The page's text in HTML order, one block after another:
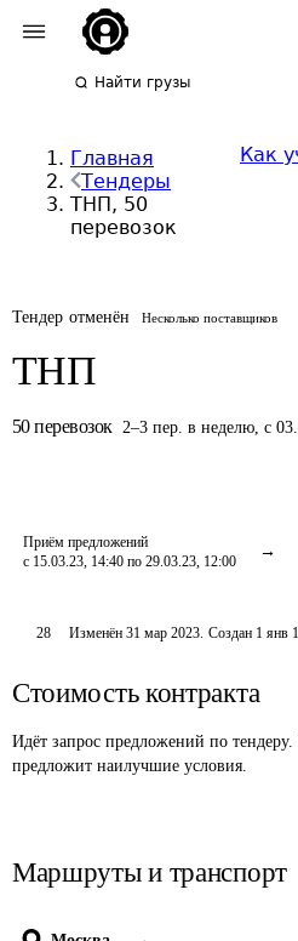
Найти грузы
Главная
Тендеры
ТНП, 50
перевозок
Как
Тендер отменён Несколько поставщиков
ТНП
50 перевозок 2–3 пер. в неделю, с
Приём предложений
с 15.03.23, 14:40 по 29.03.23, 12:00
28 Изменён31 мар 2023. Создан 1 янв 1
Стоимость контракта
Идёт запрос предложений по тендеру.
предложит наилучшие условия.
Маршруты и транспорт